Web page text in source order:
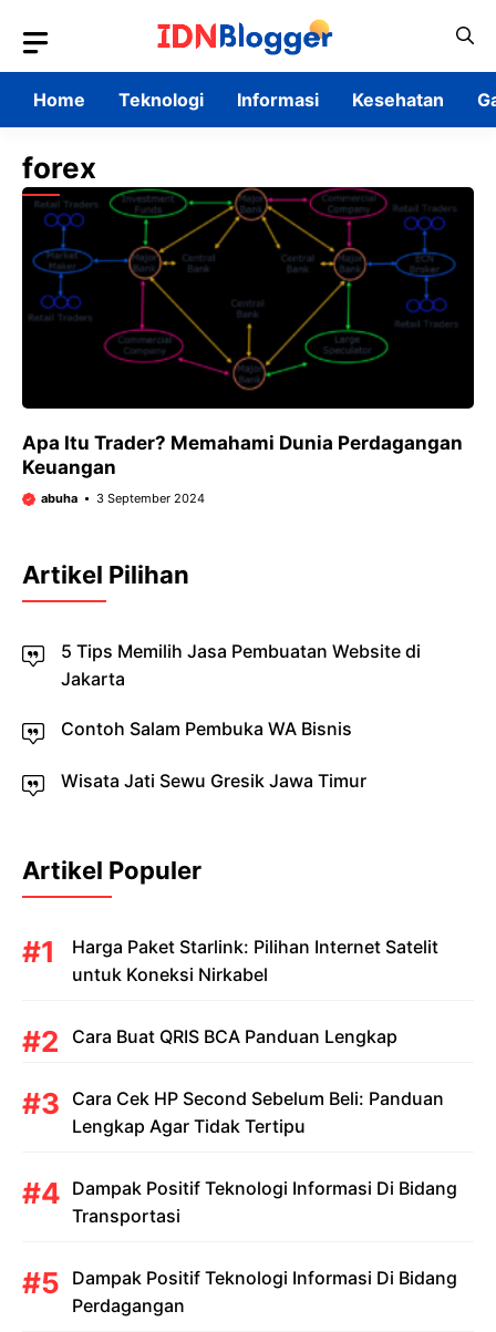
content
Home
Teknologi Informasi Kesehatan
forex
Apa Itu Trader? Memahami Dunia Perdagangan
Keuangan
abuha 3 September 2024
Artikel Pilihan
5 Tips Memilih Jasa Pembuatan Website di
Jakarta
Contoh Salam Pembuka WA Bisnis
Wisata Jati Sewu Gresik Jawa Timur
Artikel Populer
Harga Paket Starlink: Pilihan Internet Satelit
untuk Koneksi Nirkabel
Cara Buat QRIS BCA Panduan Lengkap
Cara Cek HP Second Sebelum Beli: Panduan
Lengkap Agar Tidak Tertipu
Dampak Positif Teknologi Informasi Di Bidang
Transportasi
Dampak Positif Teknologi Informasi Di Bidang
Perdagangan